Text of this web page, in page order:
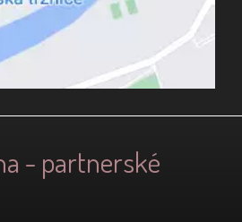
- partnerské